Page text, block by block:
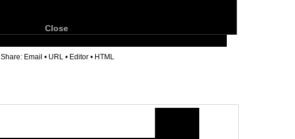
Close
Share: Email • URL • Editor • HTML